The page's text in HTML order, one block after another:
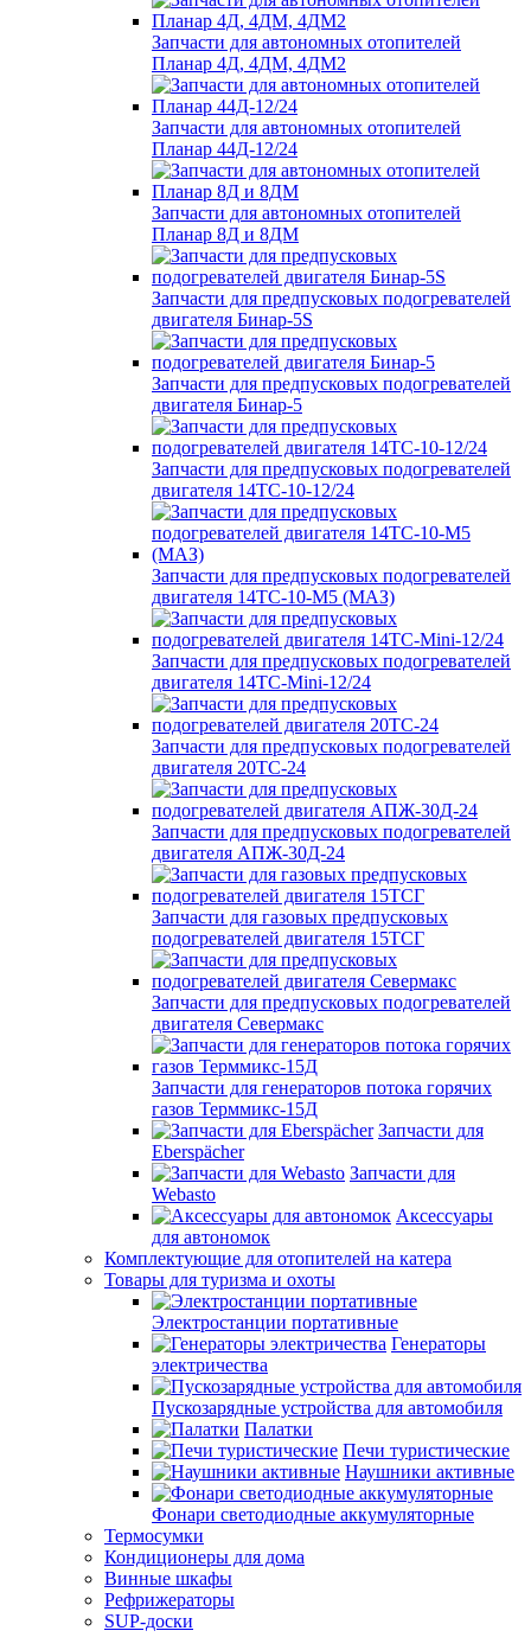
Запчасти для автономных отопителей
Планар 4Д, 4ДМ, 4ДМ2
Запчасти для автономных отопителей
Планар 44Д-12/24
Запчасти для автономных отопителей
Планар 8Д и 8ДМ
Запчасти для предпусковых подогревателей
двигателя Бинар-5S
Запчасти для предпусковых подогревателей
двигателя Бинар-5
Запчасти для предпусковых подогревателей
двигателя 14ТС-10-12/24
Запчасти для предпусковых подогревателей
двигателя 14ТС-10-М5 (МАЗ)
Запчасти для предпусковых подогревателей
двигателя 14ТС-Mini-12/24
Запчасти для предпусковых подогревателей
двигателя 20ТС-24
Запчасти для предпусковых подогревателей
двигателя АПЖ-30Д-24
Запчасти для газовых предпусковых
подогревателей двигателя 15ТСГ
Запчасти для предпусковых подогревателей
двигателя Севермакс
Запчасти для генераторов потока горячих
газов Терммикс-15Д
Запчасти для
Eberspächer
Запчасти для
Webasto
Аксессуары
для автономок
Комплектующие для отопителей на катера
Товары для туризма и охоты
Электростанции портативные
Генераторы
электричества
Пускозарядные устройства для автомобиля
Палатки
Печи туристические
Наушники активные
Фонари светодиодные аккумуляторные
Термосумки
Кондиционеры для дома
Винные шкафы
Рефрижераторы
SUP-доски